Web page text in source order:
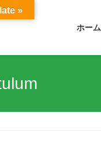
ホーム
»